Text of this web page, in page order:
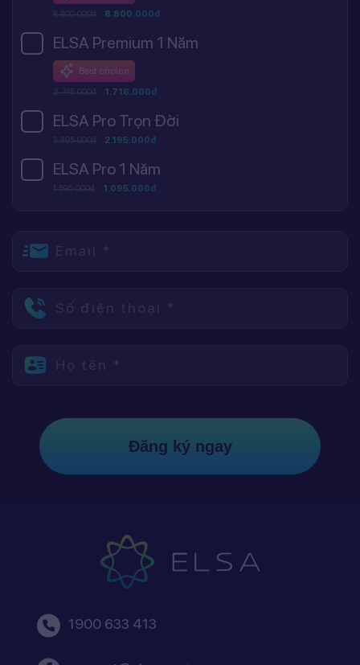
8.800.000đ 8.800.000đ
ELSA Premium 1 Năm
Best choice
2.745.000đ 1.716.000đ
ELSA Pro Trọn Đời
3.395.000đ 2.195.000đ
ELSA Pro 1 Năm
1.595.000đ 1.095.000đ
Email *
Số điện thoại *
Họ tên *
Đăng ký ngay
1900 633 413